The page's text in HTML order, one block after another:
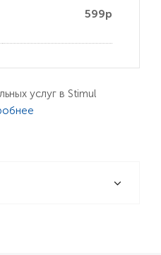
599р
услуг в Stimul